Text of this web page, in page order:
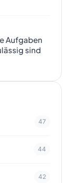
Aufgaben
sind
47
44
42